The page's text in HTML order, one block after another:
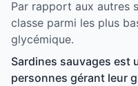
Par rapport aux autres
classe parmi les plus
glycémique.
Sardines sauvages est
personnes gérant leur